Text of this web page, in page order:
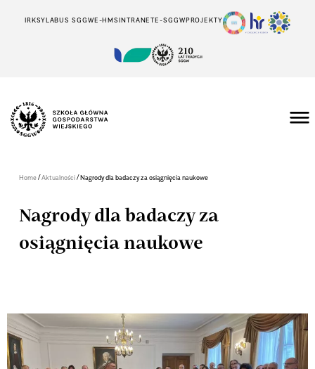
IRKSYLABUS SGGWE-HMSINTRANETE-SGGWPROJEKTY
Home/Aktualności/Nagrody dla badaczy za osiągnięcia naukowe
Nagrody dla badaczy za
osiągnięcia naukowe